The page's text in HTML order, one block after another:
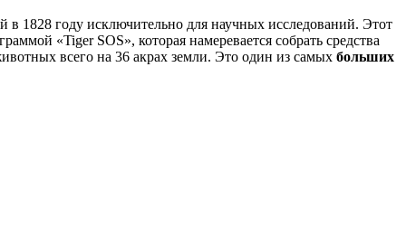
1828 году исключительно для научных исследований. Этот
«Tiger SOS», которая намеревается собрать средства
всего на 36 акрах земли. Это один из самых больших